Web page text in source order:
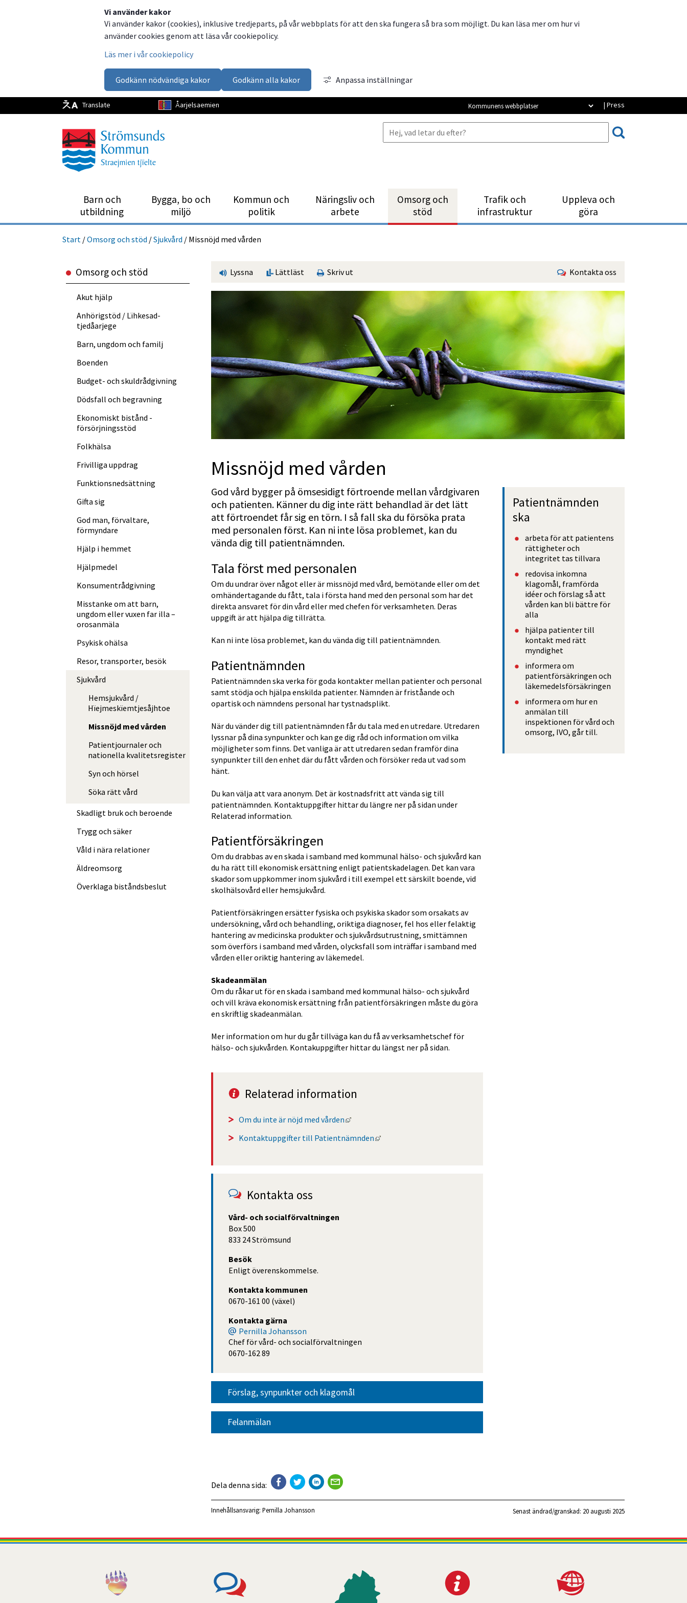
Vi använder kakor
Vi använder kakor (cookies), inklusive tredjeparts, på vår webbplats för att den ska fungera så bra som möjligt. Du kan läsa mer om hur vi
använder cookies genom att läsa vår cookiepolicy.
Läs mer i vår cookiepolicy
Godkänn nödvändiga kakor Godkänn alla kakor Anpassa inställningar
Translate Åarjelsaemien | Press
Kommunens webbplatser
Barn och
utbild­ning
Bygga, bo och
miljö
Kommun och
politik
Närings­liv och
arbete
Omsorg och
stöd
Trafik och
infrastruktur
Uppleva och
göra
Start /Omsorg och stöd /Sjukvård / Missnöjd med vården
Lyssna Lättläst Skriv ut Kontakta oss
Missnöjd med vården
God vård bygger på ömsesidigt förtroende mellan vårdgivaren
och patienten. Känner du dig inte rätt behandlad är det lätt
att förtroendet får sig en törn. I så fall ska du försöka prata
med personalen först. Kan ni inte lösa problemet, kan du
vända dig till patientnämnden.
Tala först med personalen
Om du undrar över något eller är missnöjd med vård, bemötande eller om det
omhändertagande du fått, tala i första hand med den personal som har det
direkta ansvaret för din vård eller med chefen för verksamheten. Deras
uppgift är att hjälpa dig tillrätta.
Kan ni inte lösa problemet, kan du vända dig till patientnämnden.
Patientnämnden
Patientnämnden ska verka för goda kontakter mellan patienter och personal
samt stödja och hjälpa enskilda patienter. Nämnden är friståande och
opartisk och nämndens personal har tystnadsplikt.
När du vänder dig till patientnämnden får du tala med en utredare. Utredaren
lyssnar på dina synpunkter och kan ge dig råd och information om vilka
möjligheter som finns. Det vanliga är att utredaren sedan framför dina
synpunkter till den enhet där du fått vården och försöker reda ut vad som
hänt.
Du kan välja att vara anonym. Det är kostnadsfritt att vända sig till
patientnämnden. Kontaktuppgifter hittar du längre ner på sidan under
Relaterad information.
Patientförsäkringen
Om du drabbas av en skada i samband med kommunal hälso- och sjukvård kan
du ha rätt till ekonomisk ersättning enligt patientskadelagen. Det kan vara
skador som uppkommer inom sjukvård i till exempel ett särskilt boende, vid
skolhälsovård eller hemsjukvård.
Patientförsäkringen ersätter fysiska och psykiska skador som orsakats av
undersökning, vård och behandling, oriktiga diagnoser, fel hos eller felaktig
hantering av medicinska produkter och sjukvårdsutrustning, smittämnen
som överförs i samband med vården, olycksfall som inträffar i samband med
vården eller oriktig hantering av läkemedel.
Skadeanmälan
Om du råkar ut för en skada i samband med kommunal hälso- och sjukvård
och vill kräva ekonomisk ersättning från patientförsäkringen måste du göra
en skriftlig skadeanmälan.
Mer information om hur du går tillväga kan du få av verksamhetschef för
hälso- och sjukvården. Kontakuppgifter hittar du längst ner på sidan.
Relaterad information
Om du inte är nöjd med vården
Länk till annan webbplats, öppnas i nytt fönster.
Kontaktuppgifter till Patientnämnden
Länk till annan webbplats, öppnas i nytt fönster.
Patientnämnden
ska
arbeta för att patientens
rättigheter och
integritet tas tillvara
redovisa inkomna
klagomål, framförda
idéer och förslag så att
vården kan bli bättre för
alla
hjälpa patienter till
kontakt med rätt
myndighet
informera om
patientförsäkringen och
läkemedelsförsäkringen
informera om hur en
anmälan till
inspektionen för vård och
omsorg, IVO, går till.
Kontakta oss
Vård- och socialförvaltningen
Box 500
833 24 Strömsund
Besök
Enligt överenskommelse.
Kontakta kommunen
0670-161 00 (växel)
Kontakta gärna
Pernilla Johansson
Chef för vård- och socialförvaltningen
0670-162 89
Förslag, synpunkter och klagomål
Felanmälan
Dela denna sida:
Innehållsansvarig: Pernilla Johansson Senast ändrad/granskad: 20 augusti 2025
Omsorg och stöd
Akut hjälp
Anhörigstöd / Lïhkesad­
tjedåarjege
Barn, ungdom och familj
Boenden
Budget- och skuldråd­givning
Dödsfall och begravning
Ekonomiskt bistånd -
försörjningsstöd
Folkhälsa
Frivilliga uppdrag
Funktions­nedsättning
Gifta sig
God man, förvaltare,
förmyndare
Hjälp i hemmet
Hjälpmedel
Konsument­rådgivning
Misstanke om att barn,
ungdom eller vuxen far illa –
orosanmäla
Psykisk ohälsa
Resor, transporter, besök
Sjukvård
Hemsjukvård /
Hïejmeskïemtjesåjhtoe
Missnöjd med vården
Patientjournaler och
nationella kvalitetsregister
Syn och hörsel
Söka rätt vård
Skadligt bruk och beroende
Trygg och säker
Våld i nära relationer
Äldreomsorg
Överklaga bistånds­beslut